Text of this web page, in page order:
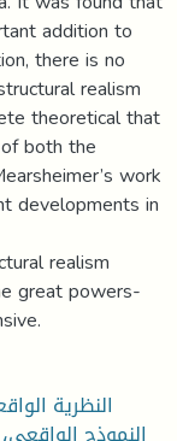
addition to
there is no
realism
theoretical that
both the
work
developments in
realism
great powers-
النظرية